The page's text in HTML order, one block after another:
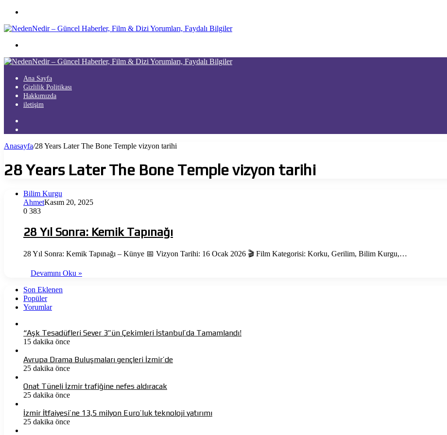
...
Ana Sayfa
Gizlilik Politikası
Hakkımızda
iletişim
...
Anasayfa/28 Years Later The Bone Temple vizyon tarihi
28 Years Later The Bone Temple vizyon tarihi
Bilim Kurgu
AhmetKasım 20, 2025
0 383
28 Yıl Sonra: Kemik Tapınağı
28 Yıl Sonra: Kemik Tapınağı – Künye 📅 Vizyon Tarihi: 16 Ocak 2026 🎬 Film Kategorisi: Korku, Gerilim, Bilim Kurgu,…
Devamını Oku »
Son Eklenen
Popüler
Yorumlar
“Aşk Tesadüfleri Sever 3″ün Çekimleri İstanbul’da Tamamlandı!
15 dakika önce
Avrupa Drama Buluşmaları gençleri İzmir’de
25 dakika önce
Onat Tüneli İzmir trafiğine nefes aldıracak
25 dakika önce
İzmir İtfaiyesi’ne 13,5 milyon Euro’luk teknoloji yatırımı
25 dakika önce